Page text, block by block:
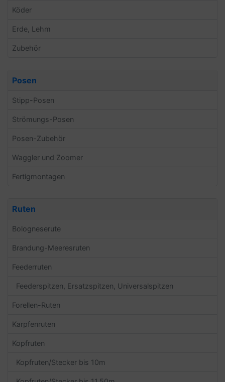
Köder
Erde, Lehm
Zubehör
Posen
Stipp-Posen
Strömungs-Posen
Posen-Zubehör
Waggler und Zoomer
Fertigmontagen
Ruten
Bologneserute
Brandung-Meeresruten
Feederruten
Feederspitzen, Ersatzspitzen, Universalspitzen
Forellen-Ruten
Karpfenruten
Kopfruten
Kopfruten/Stecker bis 10m